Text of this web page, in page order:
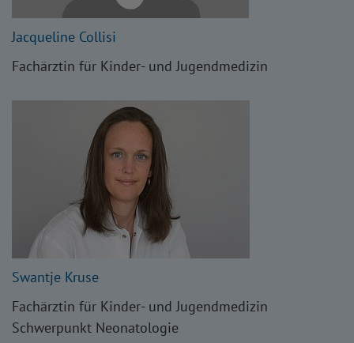
Jacqueline Collisi
Fachärztin für Kinder- und Jugendmedizin
Swantje Kruse
Fachärztin für Kinder- und Jugendmedizin
Schwerpunkt Neonatologie